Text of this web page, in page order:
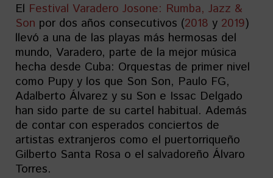
El Festival Varadero Josone: Rumba, Jazz &
Son por dos años consecutivos (2018 y 2019)
llevó a una de las playas más hermosas del
mundo, Varadero, parte de la mejor música
hecha desde Cuba: Orquestas de primer nivel
como Pupy y los que Son Son, Paulo FG,
Adalberto Álvarez y su Son e Issac Delgado
han sido parte de su cartel habitual. Además
de contar con esperados conciertos de
artistas extranjeros como el puertorriqueño
Gilberto Santa Rosa o el salvadoreño Álvaro
Torres.